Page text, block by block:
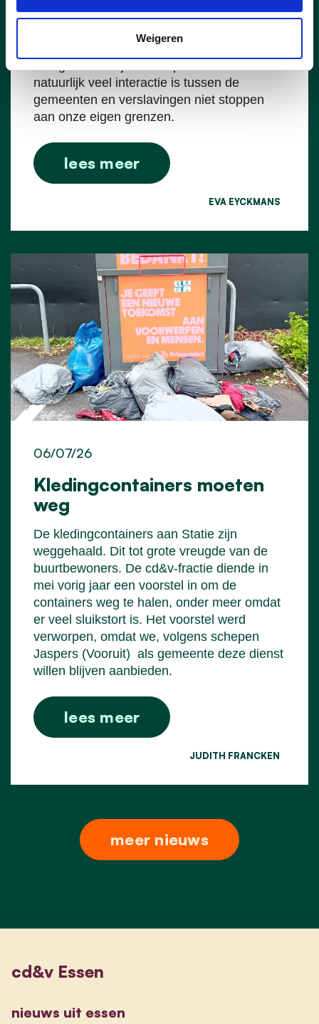
Weigeren
uitgevoerd samen met de gemeenten
Kalmthout, Kapellen en Wuustwezel. Het is
namelijk efficiënter om bepaalde zaken
natuurlijk veel interactie is tussen de
gemeenten en verslavingen niet stoppen
aan onze eigen grenzen.
lees meer
EVA EYCKMANS
Kledingcontainers moeten
weg
06/07/26
De kledingcontainers aan Statie zijn
weggehaald. Dit tot grote vreugde van de
buurtbewoners. De cd&v-fractie diende in
mei vorig jaar een voorstel in om de
containers weg te halen, onder meer omdat
er veel sluikstort is. Het voorstel werd
verworpen, omdat we, volgens schepen
Jaspers (Vooruit) als gemeente deze dienst
willen blijven aanbieden.
lees meer
JUDITH FRANCKEN
meer nieuws
cd&v Essen
nieuws uit essen